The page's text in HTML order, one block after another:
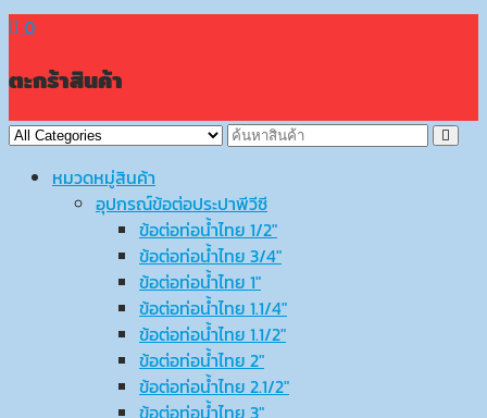
0
ตะกร้าสินค้า
หมวดหมู่สินค้า
อุปกรณ์ข้อต่อประปาพีวีซี
ข้อต่อท่อน้ำไทย 1/2″
ข้อต่อท่อน้ำไทย 3/4″
ข้อต่อท่อน้ำไทย 1″
ข้อต่อท่อน้ำไทย 1.1/4″
ข้อต่อท่อน้ำไทย 1.1/2″
ข้อต่อท่อน้ำไทย 2″
ข้อต่อท่อน้ำไทย 2.1/2″
ข้อต่อท่อน้ำไทย 3″